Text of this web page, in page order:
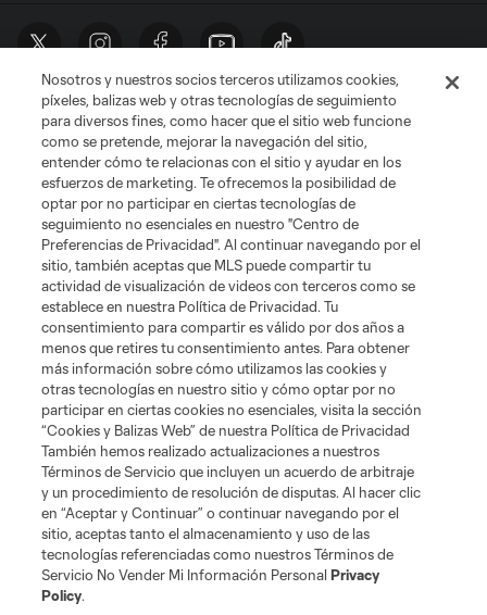
Términos de servicio Política de privacidad
No vender mi información
Cookies Settings
©2026 MLS. El nombre y escudo de la Major League Soccer y MLS son
marcas registradas de League Soccer, L.L.C. (“MLS”). Los nombres y logos
de los equipos de la MLS están registrados y son marcas bajo ley común
de la MLS o son usadas con el permiso de sus propietarios. Uso
desautorizado está prohibido.
Nosotros y nuestros socios terceros utilizamos cookies,
píxeles, balizas web y otras tecnologías de seguimiento
para diversos fines, como hacer que el sitio web funcione
como se pretende, mejorar la navegación del sitio,
entender cómo te relacionas con el sitio y ayudar en los
esfuerzos de marketing. Te ofrecemos la posibilidad de
optar por no participar en ciertas tecnologías de
seguimiento no esenciales en nuestro "Centro de
Preferencias de Privacidad". Al continuar navegando por el
sitio, también aceptas que MLS puede compartir tu
actividad de visualización de videos con terceros como se
establece en nuestra Política de Privacidad. Tu
consentimiento para compartir es válido por dos años a
menos que retires tu consentimiento antes. Para obtener
más información sobre cómo utilizamos las cookies y
otras tecnologías en nuestro sitio y cómo optar por no
participar en ciertas cookies no esenciales, visita la sección
“Cookies y Balizas Web” de nuestra Política de Privacidad
También hemos realizado actualizaciones a nuestros
Términos de Servicio que incluyen un acuerdo de arbitraje
y un procedimiento de resolución de disputas. Al hacer clic
en “Aceptar y Continuar” o continuar navegando por el
sitio, aceptas tanto el almacenamiento y uso de las
tecnologías referenciadas como nuestros Términos de
Servicio No Vender Mi Información PersonalPrivacy
Policy.